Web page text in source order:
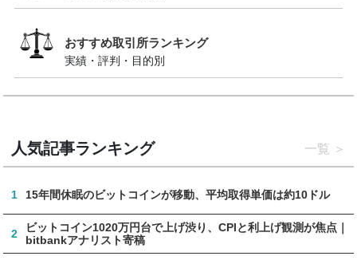
おすすめ取引所ランキング
実績・評判・目的別
人気記事ランキング 一覧
1 15年間休眠のビットコインが移動、平均取得単価は約10ドル
2
ビットコイン1020万円台で上げ渋り、CPIと利上げ観測が焦点｜
bitbankアナリスト寄稿